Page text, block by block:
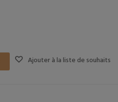
Ajouter à la liste de souhaits